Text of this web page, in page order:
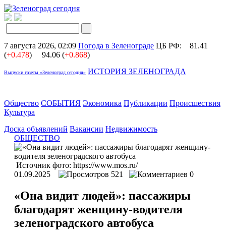
7 августа 2026, 02:09 Погода в Зеленограде ЦБ РФ:
81.41
(+0.478) 94.06 (+0.868)
Выпуски газеты «Зеленоград сегодня» ИСТОРИЯ ЗЕЛЕНОГРАДА
Общество СОБЫТИЯ Экономика Публикации Происшествия
Культура
Доска объявлений Вакансии Недвижимость
ОБЩЕСТВО
Источник фото: https://www.mos.ru/
01.09.2025
521 0
«Она видит людей»: пассажиры
благодарят женщину-водителя
зеленоградского автобуса